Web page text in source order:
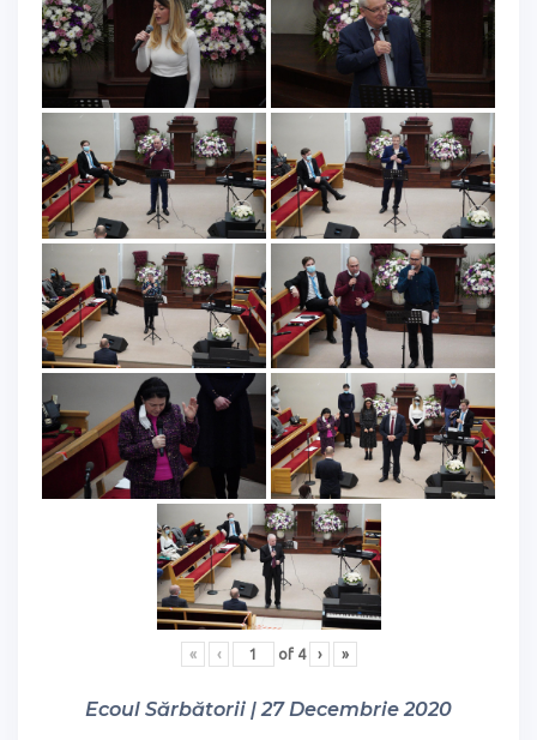
« ‹ of 4 › »
Ecoul Sărbătorii | 27 Decembrie 2020